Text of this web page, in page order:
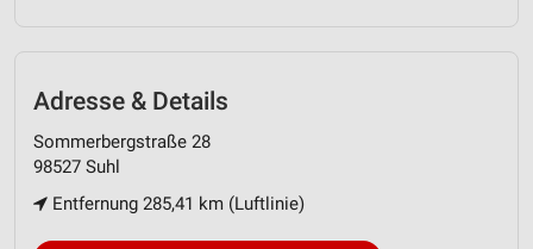
Adresse & Details
Sommerbergstraße 28
98527 Suhl
Entfernung 285,41 km (Luftlinie)